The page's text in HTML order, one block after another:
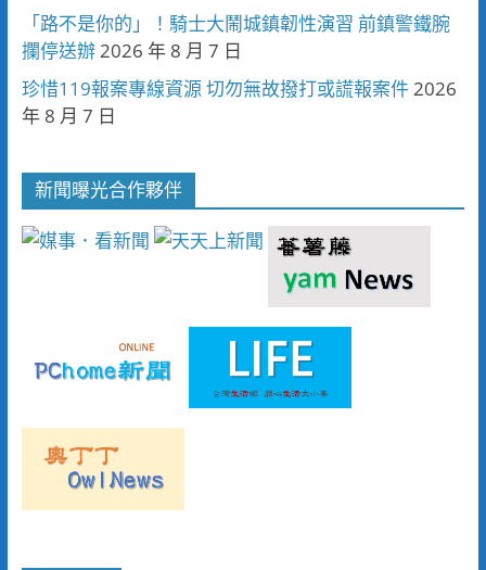
「路不是你的」！騎士大鬧城鎮韌性演習 前鎮警鐵腕
攔停送辦2026 年 8 月 7 日
珍惜119報案專線資源 切勿無故撥打或謊報案件2026
年 8 月 7 日
新聞曝光合作夥伴